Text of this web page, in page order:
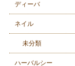
ディーバ
ネイル
未分類
ハーバルシー